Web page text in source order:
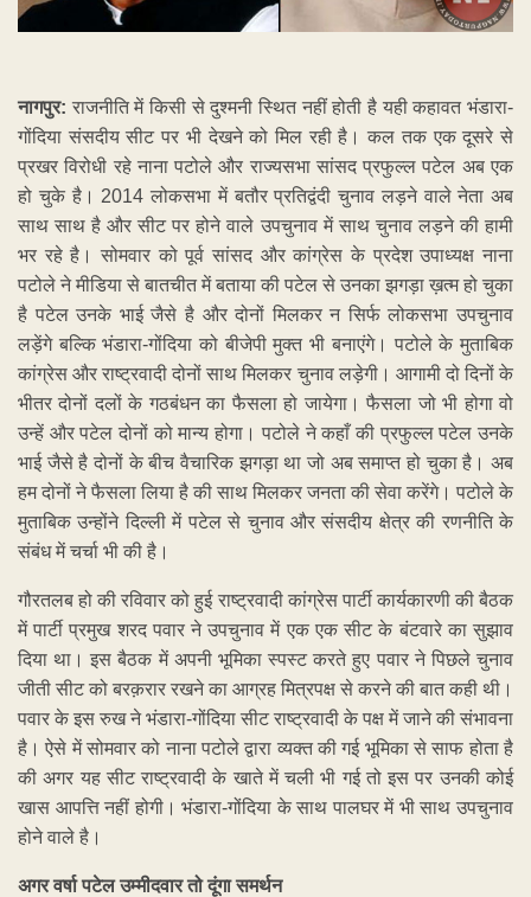
नागपुर: राजनीति में किसी से दुश्मनी स्थित नहीं होती है यही कहावत भंडारा-
गोंदिया संसदीय सीट पर भी देखने को मिल रही है। कल तक एक दूसरे से
प्रखर विरोधी रहे नाना पटोले और राज्यसभा सांसद प्रफुल्ल पटेल अब एक
हो चुके है। 2014 लोकसभा में बतौर प्रतिद्वंदी चुनाव लड़ने वाले नेता अब
साथ साथ है और सीट पर होने वाले उपचुनाव में साथ चुनाव लड़ने की हामी
भर रहे है। सोमवार को पूर्व सांसद और कांग्रेस के प्रदेश उपाध्यक्ष नाना
पटोले ने मीडिया से बातचीत में बताया की पटेल से उनका झगड़ा ख़त्म हो चुका
है पटेल उनके भाई जैसे है और दोनों मिलकर न सिर्फ लोकसभा उपचुनाव
लड़ेंगे बल्कि भंडारा-गोंदिया को बीजेपी मुक्त भी बनाएंगे। पटोले के मुताबिक
कांग्रेस और राष्ट्रवादी दोनों साथ मिलकर चुनाव लड़ेगी। आगामी दो दिनों के
भीतर दोनों दलों के गठबंधन का फैसला हो जायेगा। फैसला जो भी होगा वो
उन्हें और पटेल दोनों को मान्य होगा। पटोले ने कहाँ की प्रफुल्ल पटेल उनके
भाई जैसे है दोनों के बीच वैचारिक झगड़ा था जो अब समाप्त हो चुका है। अब
हम दोनों ने फैसला लिया है की साथ मिलकर जनता की सेवा करेंगे। पटोले के
मुताबिक उन्होंने दिल्ली में पटेल से चुनाव और संसदीय क्षेत्र की रणनीति के
संबंध में चर्चा भी की है।
गौरतलब हो की रविवार को हुई राष्ट्रवादी कांग्रेस पार्टी कार्यकारणी की बैठक
में पार्टी प्रमुख शरद पवार ने उपचुनाव में एक एक सीट के बंटवारे का सुझाव
दिया था। इस बैठक में अपनी भूमिका स्पस्ट करते हुए पवार ने पिछले चुनाव
जीती सीट को बरक़रार रखने का आग्रह मित्रपक्ष से करने की बात कही थी।
पवार के इस रुख ने भंडारा-गोंदिया सीट राष्ट्रवादी के पक्ष में जाने की संभावना
है। ऐसे में सोमवार को नाना पटोले द्वारा व्यक्त की गई भूमिका से साफ होता है
की अगर यह सीट राष्ट्रवादी के खाते में चली भी गई तो इस पर उनकी कोई
खास आपत्ति नहीं होगी। भंडारा-गोंदिया के साथ पालघर में भी साथ उपचुनाव
होने वाले है।
अगर वर्षा पटेल उम्मीदवार तो दूंगा समर्थन